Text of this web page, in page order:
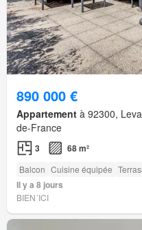
890 000 €
Appartement à 92300,
de-France
3 68 m²
Balcon Cuisine équipée
Il y a 8 jours
BIEN´ICI